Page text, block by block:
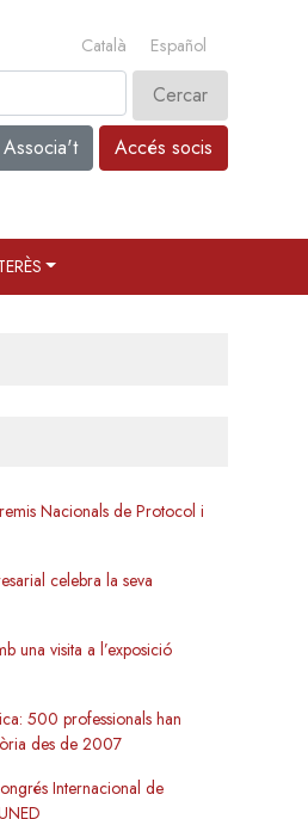
Català Español
Associa't Accés socis
Nacionals de Protocol i
celebra la seva
una visita a l’exposició
500 professionals han
des de 2007
Internacional de